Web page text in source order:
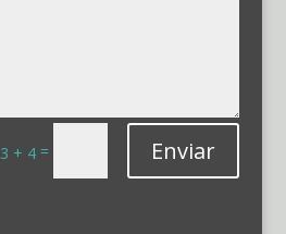
3 + 4 = Enviar